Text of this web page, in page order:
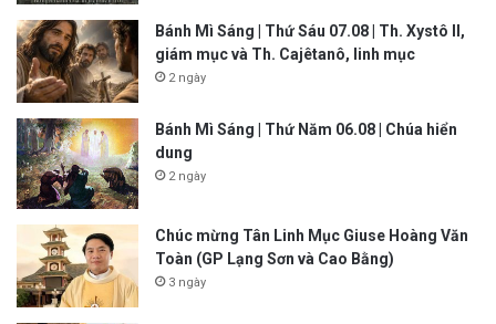
Bánh Mì Sáng | Thứ Sáu 07.08 | Th. Xystô II,
giám mục và Th. Cajêtanô, linh mục
2 ngày
Bánh Mì Sáng | Thứ Năm 06.08 | Chúa hiển
dung
2 ngày
Chúc mừng Tân Linh Mục Giuse Hoàng Văn
Toàn (GP Lạng Sơn và Cao Bằng)
3 ngày